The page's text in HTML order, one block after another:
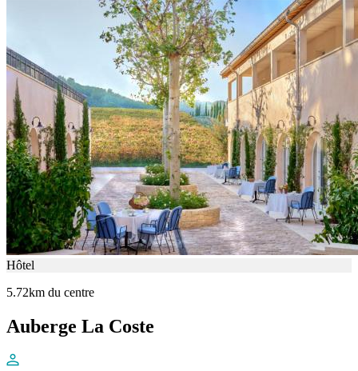
Hôtel
5.72km du centre
Auberge La Coste